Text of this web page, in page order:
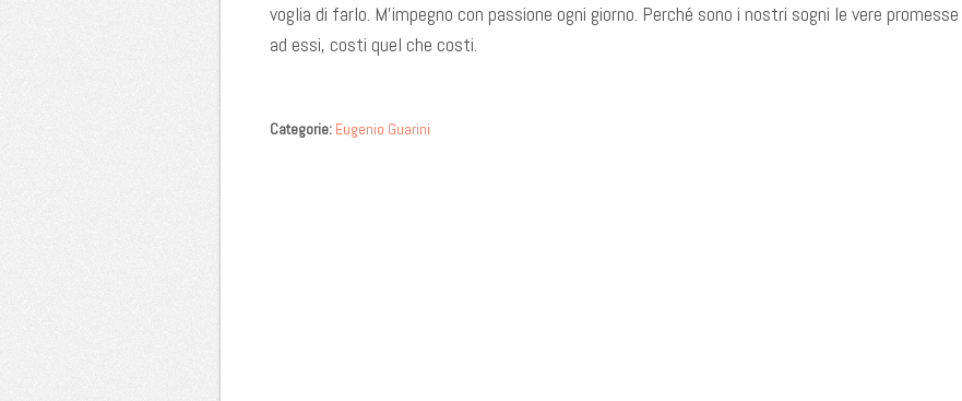
voglia di farlo. M’impegno con passione ogni giorno. Perché sono i nostri sogni le vere
ad essi, costi quel che costi.
Categorie: Eugenio Guarini